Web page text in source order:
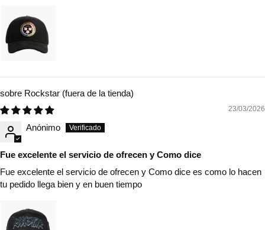
Rockstar
23/03/2026
Anónimo
Fue excelente el servicio de ofrecen y Como dice
Fue excelente el servicio de ofrecen y Como dice es como lo hacen
tu pedido llega bien y en buen tiempo